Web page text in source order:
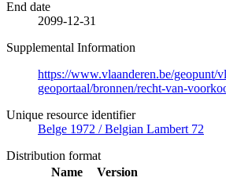
End date
2099-12-31
Supplemental Information
https://www.vlaanderen.be/geopunt/
geoportaal/bronnen/recht-van-
Unique resource identifier
Belge 1972 / Belgian Lambert 72
Distribution format
Name
Version